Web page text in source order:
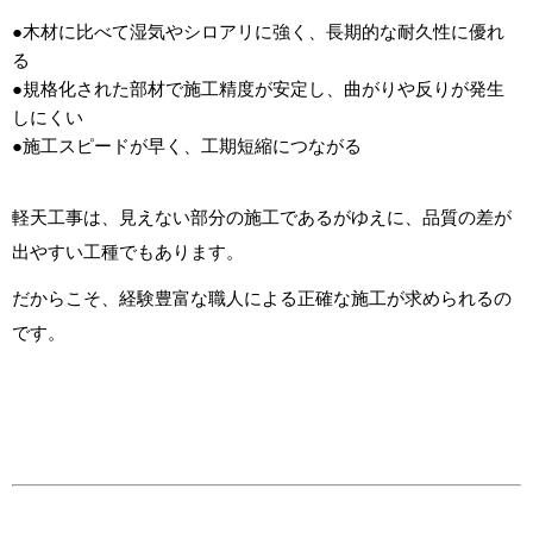
●木材に比べて湿気やシロアリに強く、長期的な耐久性に優れ
る
●規格化された部材で施工精度が安定し、曲がりや反りが発生
しにくい
●施工スピードが早く、工期短縮につながる
軽天工事は、見えない部分の施工であるがゆえに、品質の差が
出やすい工種でもあります。
だからこそ、経験豊富な職人による正確な施工が求められるの
です。